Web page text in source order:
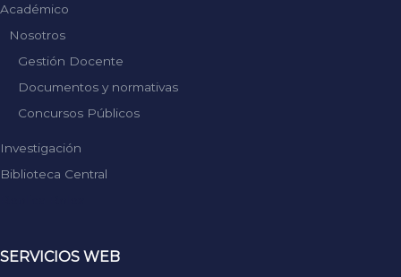
Académico
Nosotros
Gestión Docente
Documentos y normativas
Concursos Públicos
Investigación
Biblioteca Central
SERVICIOS WEB